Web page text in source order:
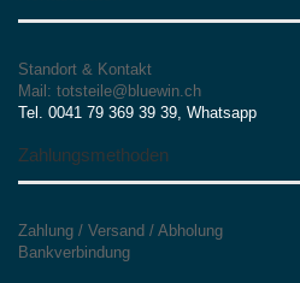
Standort & Kontakt
Mail: totsteile@bluewin.ch
Tel. 0041 79 369 39 39, Whatsapp
Zahlungsmethoden
Zahlung / Versand / Abholung
Bankverbindung